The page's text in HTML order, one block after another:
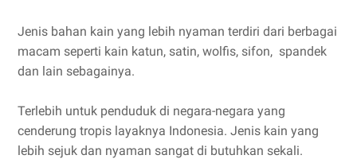
Jenis bahan kain yang lebih nyaman terdiri dari berbagai
macam seperti kain katun, satin, wolfis, sifon, spandek
dan lain sebagainya.
Terlebih untuk penduduk di negara-negara yang
cenderung tropis layaknya Indonesia. Jenis kain yang
lebih sejuk dan nyaman sangat di butuhkan sekali.